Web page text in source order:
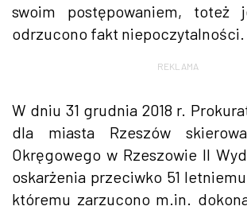
swoim postępowaniem, toteż
odrzucono fakt niepoczytalności.
REKLAMA
W dniu 31 grudnia 2018 r.
dla miasta Rzeszów
Okręgowego w Rzeszowie II
oskarżenia przeciwko 51
któremu zarzucono m.in.